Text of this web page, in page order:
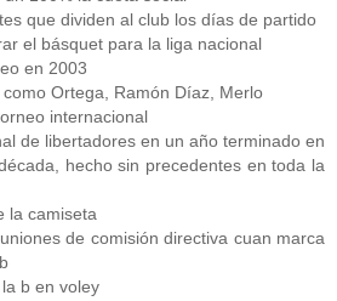
que dividen al club los días de partido
el básquet para la liga nacional
en 2003
Ortega, Ramón Díaz, Merlo
internacional
de libertadores en un año terminado en
hecho sin precedentes en toda la
la camiseta
de comisión directiva cuan marca
b en voley